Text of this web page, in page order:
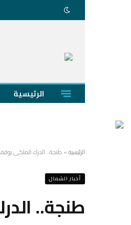
الرئيسية
الرئيسية» طنجة.. الدرك الملكي
أخبار الشمال
طنجة..